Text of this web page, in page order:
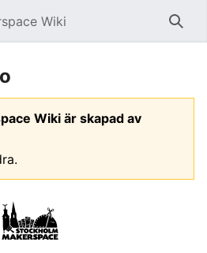
Wiki Sök
Wiki är skapad av